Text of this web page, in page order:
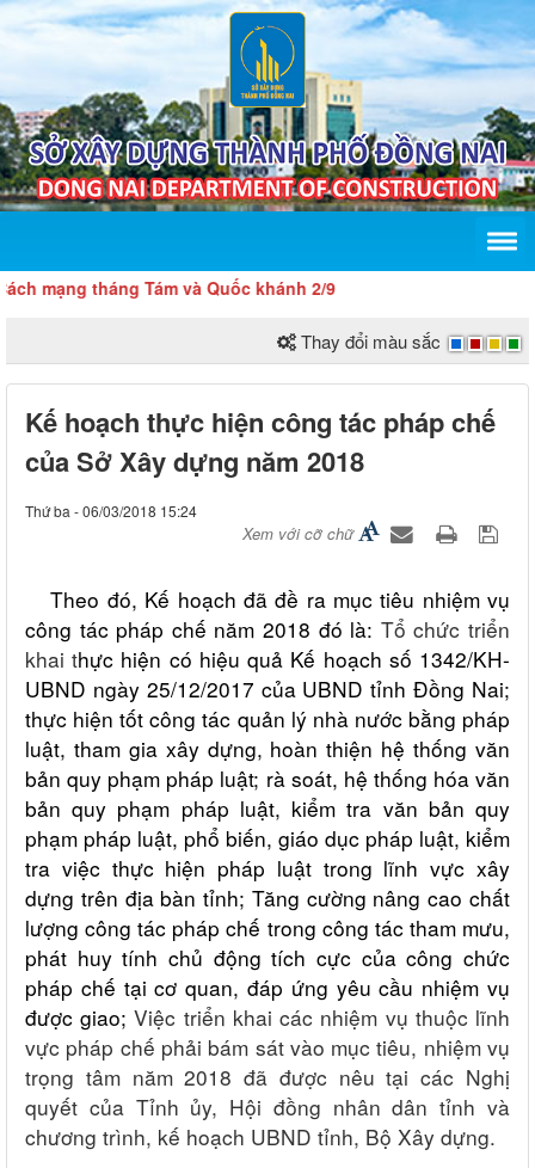
tháng Tám và Quốc khánh 2/9
Thay đổi màu sắc
Kế hoạch thực hiện công tác pháp chế
của Sở Xây dựng năm 2018
Thứ ba - 06/03/2018 15:24
Xem với cỡ chữ
​Theo đó, Kế hoạch đã đề ra mục tiêu nhiệm vụ
công ​tác pháp chế năm 2018 đó là: Tổ chức triển
khai thực hiện có hiệu quả Kế hoạch số 1342/KH-
UBND ngày 25/12/2017 của UBND tỉnh Đồng Nai;
thực hiện tốt công tác quản lý nhà nước bằng pháp
luật, tham gia xây dựng, hoàn thiện hệ thống văn
bản quy phạm pháp luật; rà soát, hệ thống hóa văn
bản quy phạm pháp luật, kiểm tra văn bản quy
phạm pháp luật, phổ biến, giáo dục pháp luật, kiểm
tra việc thực hiện pháp luật trong lĩnh vực xây
dựng trên địa bàn tỉnh; Tăng cường nâng cao chất
lượng công tác pháp chế trong công tác tham mưu,
phát huy tính chủ động tích cực của công chức
pháp chế tại cơ quan, đáp ứng yêu cầu nhiệm vụ
được giao; Việc triển khai các nhiệm vụ thuộc lĩnh
vực pháp chế phải bám sát vào mục tiêu, nhiệm vụ
trọng tâm năm 2018 đã được nêu tại các Nghị
quyết của Tỉnh ủy, Hội đồng nhân dân tỉnh và
chương trình, kế hoạch UBND tỉnh, Bộ Xây dựng.